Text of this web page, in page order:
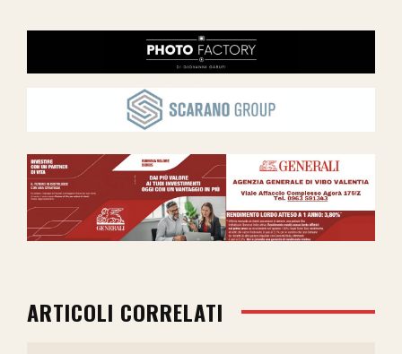
ARTICOLI CORRELATI